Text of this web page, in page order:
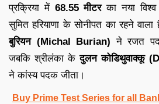
प्रक्रिया में 68.55 मीटरका नया विश्व
सुमित हरियाणा के सोनीपत का रहने
बुरियन (Michal Burian)ने रजत
जबकि श्रीलंका केदुलन कोडिथुवाक्कू
ने कांस्य पदक जीता।
Buy Prime Test Series for all